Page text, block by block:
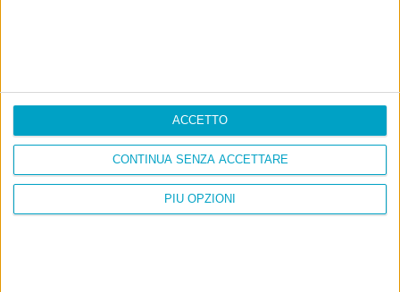
PIÙ OPZIONI
CONTINUA SENZA ACCETTARE
ACCETTO